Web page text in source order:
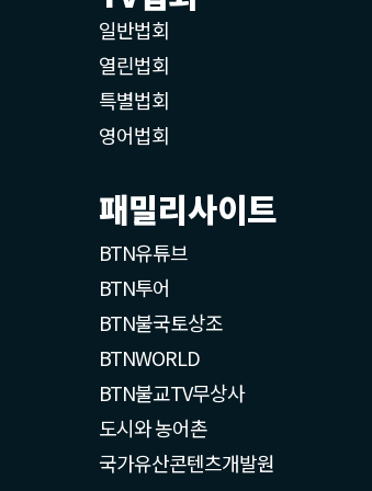
일반법회
열린법회
특별법회
영어법회
패밀리사이트
BTN유튜브
BTN투어
BTN불국토상조
BTNWORLD
BTN불교TV무상사
도시와 농어촌
국가유산콘텐츠개발원